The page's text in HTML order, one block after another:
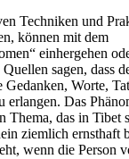
Techniken und
können mit dem
einhergehen
sagen, dass
Worte,
erlangen. Das
Thema, das in Tibet
ziemlich ernsthaft
wenn die Person